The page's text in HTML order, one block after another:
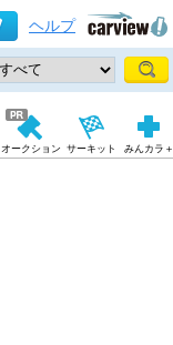
ヘルプ
オークション サーキット みんカラ＋